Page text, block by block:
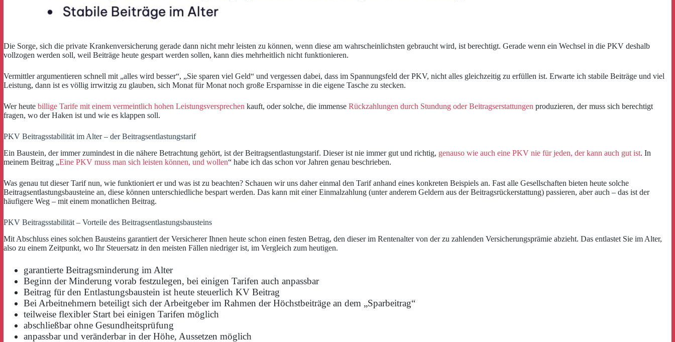
Die Sorge, sich die private Krankenversicherung gerade dann nicht mehr leisten zu können, wenn diese am wahrscheinlichsten gebraucht wird, ist berechtigt. Gerade wenn ein Wechsel in die PKV deshalb
vollzogen werden soll, weil Beiträge heute gespart werden sollen, kann dies mehrheitlich nicht funktionieren.
Vermittler argumentieren schnell mit „alles wird besser“, „Sie sparen viel Geld“ und vergessen dabei, dass im Spannungsfeld der PKV, nicht alles gleichzeitig zu erfüllen ist. Erwarte ich stabile Beiträge und viel
Leistung, dann ist es völlig irrwitzig zu glauben, sich Monat für Monat noch große Ersparnisse in die eigene Tasche zu stecken.
Wer heute billige Tarife mit einem vermeintlich hohen Leistungsversprechen kauft, oder solche, die immense Rückzahlungen durch Stundung oder Beitragserstattungen produzieren, der muss sich berechtigt
fragen, wo der Haken ist und wie es klappen soll.
PKV Beitragsstabilität im Alter – der Beitragsentlastungstarif
Ein Baustein, der immer zumindest in die nähere Betrachtung gehört, ist der Beitragsentlastungstarif. Dieser ist nie immer gut und richtig, genauso wie auch eine PKV nie für jeden, der kann auch gut ist. In
meinem Beitrag „Eine PKV muss man sich leisten können, und wollen“ habe ich das schon vor Jahren genau beschrieben.
Was genau tut dieser Tarif nun, wie funktioniert er und was ist zu beachten? Schauen wir uns daher einmal den Tarif anhand eines konkreten Beispiels an. Fast alle Gesellschaften bieten heute solche
Beitragsentlastungsbausteine an, diese können unterschiedliche bespart werden. Das kann mit einer Einmalzahlung (unter anderem Geldern aus der Beitragsrückerstattung) passieren, aber auch – das ist der
häufigere Weg – mit einem monatlichen Beitrag.
PKV Beitragsstabilität – Vorteile des Beitragsentlastungsbausteins
Mit Abschluss eines solchen Bausteins garantiert der Versicherer Ihnen heute schon einen festen Betrag, den dieser im Rentenalter von der zu zahlenden Versicherungsprämie abzieht. Das entlastet Sie im Alter,
also zu einem Zeitpunkt, wo Ihr Steuersatz in den meisten Fällen niedriger ist, im Vergleich zum heutigen.
garantierte Beitragsminderung im Alter
Beginn der Minderung vorab festzulegen, bei einigen Tarifen auch anpassbar
Beitrag für den Entlastungsbaustein ist heute steuerlich KV Beitrag
Bei Arbeitnehmern beteiligt sich der Arbeitgeber im Rahmen der Höchstbeiträge an dem „Sparbeitrag“
teilweise flexibler Start bei einigen Tarifen möglich
abschließbar ohne Gesundheitsprüfung
anpassbar und veränderbar in der Höhe, Aussetzen möglich